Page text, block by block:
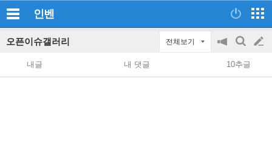
인벤
오픈이슈갤러리 전체보기
공
지
on/off
검
색
글
쓰
내글 내 댓글 10추글